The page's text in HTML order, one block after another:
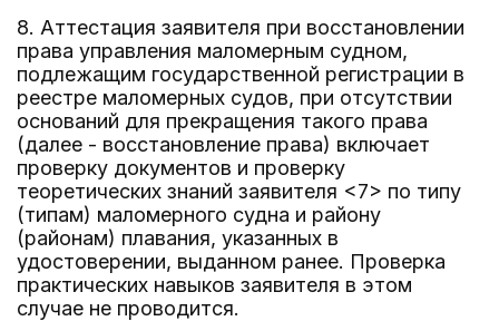
8. Аттестация заявителя при восстановлении
права управления маломерным судном,
подлежащим государственной регистрации в
реестре маломерных судов, при отсутствии
оснований для прекращения такого права
(далее - восстановление права) включает
проверку документов и проверку
теоретических знаний заявителя <7> по типу
(типам) маломерного судна и району
(районам) плавания, указанных в
удостоверении, выданном ранее. Проверка
практических навыков заявителя в этом
случае не проводится.